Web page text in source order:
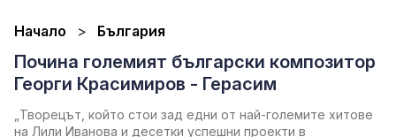
Начало България
Почина големият български композитор
Георги Красимиров - Герасим
„Творецът, който стои зад едни от най-големите хитове
на Лили Иванова и десетки успешни проекти в